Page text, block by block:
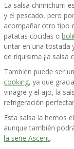
La salsa chimichurri
y el pescado, pero
acompañar otro tipo
patatas cocidas o
untar en una tostada
de riquísima ¡la salsa
También puede ser
cooking, ya que
vinagre y el ajo, la
refrigeración
Esta salsa la hemos
aunque también
la serie Ascent.